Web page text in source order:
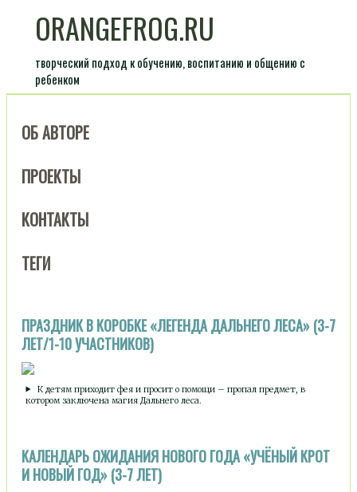
ORANGEFROG.RU
творческий подход к обучению, воспитанию и общению с
ребенком
ОБ АВТОРЕ
ПРОЕКТЫ
КОНТАКТЫ
ТЕГИ
ПРАЗДНИК В КОРОБКЕ «ЛЕГЕНДА ДАЛЬНЕГО ЛЕСА» (3-7
ЛЕТ/1-10 УЧАСТНИКОВ)
К детям приходит фея и просит о помощи – пропал предмет, в
котором заключена магия Дальнего леса.
КАЛЕНДАРЬ ОЖИДАНИЯ НОВОГО ГОДА «УЧЁНЫЙ КРОТ
И НОВЫЙ ГОД» (3-7 ЛЕТ)